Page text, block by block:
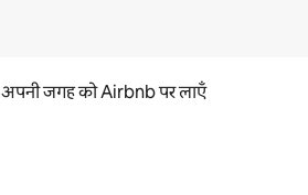
अपनी जगह को Airbnb पर लाएँ